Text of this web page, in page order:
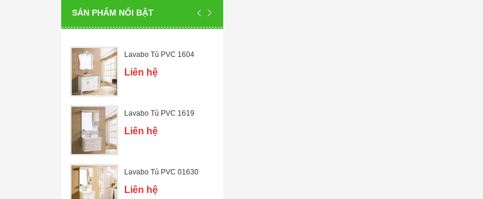
SẢN PHẨM NỔI BẬT
Lavabo Tủ PVC 1604
Liên hệ
Lavabo Tủ PVC 1619
Liên hệ
Lavabo Tủ PVC 01630
Liên hệ